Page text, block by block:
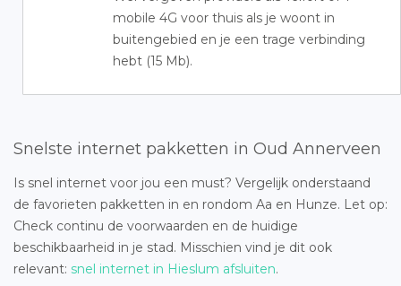
mobile 4G voor thuis als je woont in
buitengebied en je een trage verbinding
hebt (15 Mb).
Snelste internet pakketten in Oud Annerveen
Is snel internet voor jou een must? Vergelijk onderstaand
de favorieten pakketten in en rondom Aa en Hunze. Let op:
Check continu de voorwaarden en de huidige
beschikbaarheid in je stad. Misschien vind je dit ook
relevant: snel internet in Hieslum afsluiten.